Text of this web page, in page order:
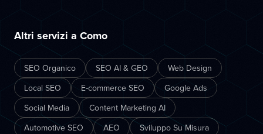
Altri servizi a Como
SEO Organico SEO AI & GEO
Web Design
Local SEO
E-commerce SEO
Google Ads
Social Media
Content Marketing AI
Automotive SEO
AEO
Sviluppo Su Misura